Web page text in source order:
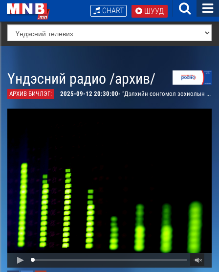
ШУУД
CHART
Үндэсний радио /архив/
АРХИВ БИЧЛЭГ: 2025-09-12 20:30:00- “Дэлхийн сонгомол зохиолын уран уншлага”. Шотландын зохиолч Кеннет Грахамын “Бургаасан шугуйн салхи” зохиолын уран уншлага